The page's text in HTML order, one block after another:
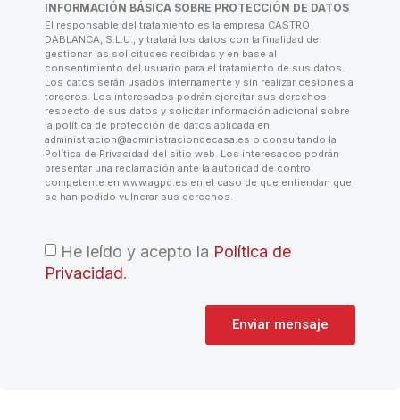
INFORMACIÓN BÁSICA SOBRE PROTECCIÓN DE DATOS
El responsable del tratamiento es la empresa CASTRO
DABLANCA, S.L.U., y tratará los datos con la finalidad de
gestionar las solicitudes recibidas y en base al
consentimiento del usuario para el tratamiento de sus datos.
Los datos serán usados internamente y sin realizar cesiones a
terceros. Los interesados podrán ejercitar sus derechos
respecto de sus datos y solicitar información adicional sobre
la política de protección de datos aplicada en
administracion@administraciondecasa.es o consultando la
Política de Privacidad del sitio web. Los interesados podrán
presentar una reclamación ante la autoridad de control
competente en www.agpd.es en el caso de que entiendan que
se han podido vulnerar sus derechos.
He leído y acepto la Política de
Privacidad.
Enviar mensaje